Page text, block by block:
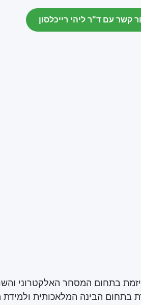
קשר עם ד"ר ליהי רייכלסון
יזמת בתחום המסחר האלקטרוני
בתחום הבינה המלאכותית ולמידת